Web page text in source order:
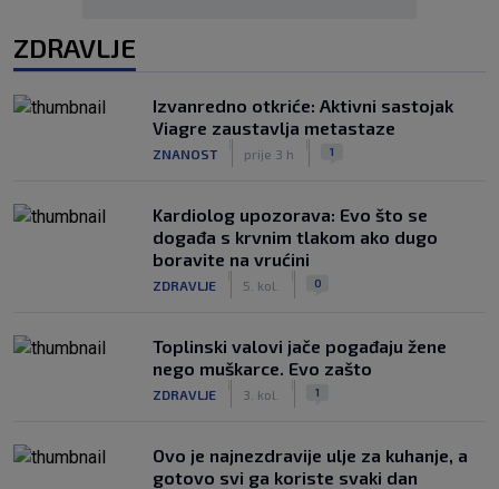
ZDRAVLJE
Izvanredno otkriće: Aktivni sastojak
Viagre zaustavlja metastaze
ZNANOST prije 3 h 1
Kardiolog upozorava: Evo što se
događa s krvnim tlakom ako dugo
boravite na vrućini
ZDRAVLJE 5. kol. 0
Toplinski valovi jače pogađaju žene
nego muškarce. Evo zašto
ZDRAVLJE 3. kol. 1
Ovo je najnezdravije ulje za kuhanje, a
gotovo svi ga koriste svaki dan